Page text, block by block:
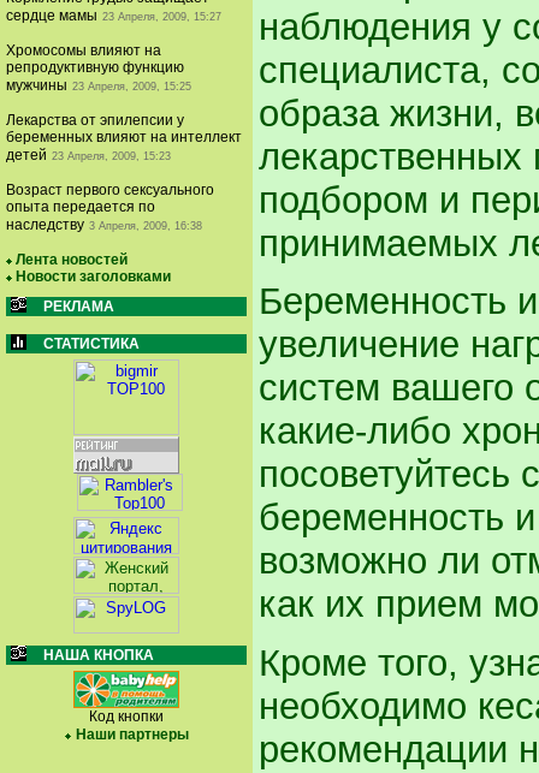
сердце мамы 23 Апреля, 2009, 15:27
Хромосомы влияют на
репродуктивную функцию
мужчины 23 Апреля, 2009, 15:25
Лекарства от эпилепсии у
беременных влияют на интеллект
детей 23 Апреля, 2009, 15:23
Возраст первого сексуального
опыта передается по
наследству 3 Апреля, 2009, 16:38
Лента новостей
Новости заголовками
РЕКЛАМА
СТАТИСТИКА
НАША КНОПКА
Код кнопки
Наши партнеры
наблюдения у
специалиста,
образа жизни,
подбором и
принимаемых
Беременность
увеличение
систем вашего
какие-либо
беременность
возможно ли
как их прием
Кроме того,
необходимо
рекомендации